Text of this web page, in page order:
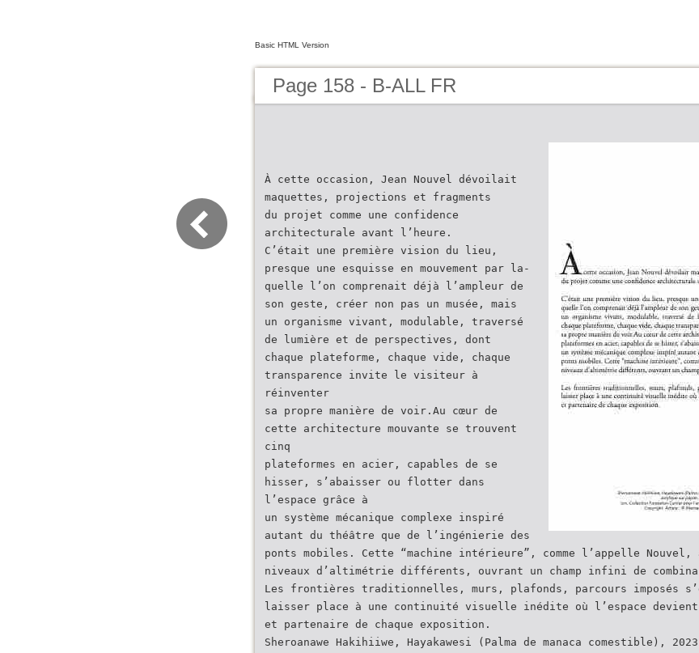
Basic HTML Version
Page 158 - B-ALL FR
À cette occasion, Jean Nouvel dévoilait
maquettes, projections et fragments
du projet comme une confidence
architecturale avant l’heure.
C’était une première vision du lieu,
presque une esquisse en mouvement par la-
quelle l’on comprenait déjà l’ampleur de
son geste, créer non pas un musée, mais
un organisme vivant, modulable, traversé
de lumière et de perspectives, dont
chaque plateforme, chaque vide, chaque
transparence invite le visiteur à
réinventer
sa propre manière de voir.Au cœur de
cette architecture mouvante se trouvent
cinq
plateformes en acier, capables de se
hisser, s’abaisser ou flotter dans
l’espace grâce à
un système mécanique complexe inspiré
autant du théâtre que de l’ingénierie des
ponts mobiles. Cette “machine intérieure”, comme l’appelle Nouvel,
niveaux d’altimétrie différents, ouvrant un champ infini de
Les frontières traditionnelles, murs, plafonds, parcours imposés
laisser place à une continuité visuelle inédite où l’espace devient
et partenaire de chaque exposition.
Sheroanawe Hakihiiwe, Hayakawesi (Palma de manaca comestible),